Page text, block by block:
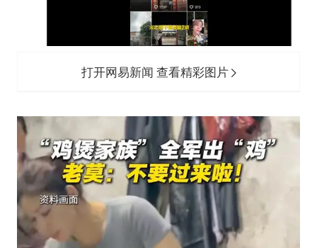
打开网易新闻 查看精彩图片